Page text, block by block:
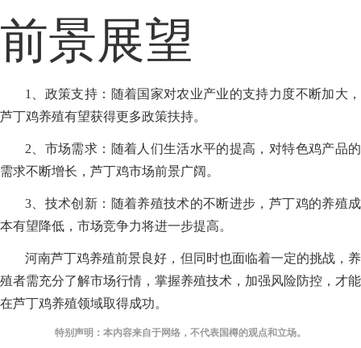
前景展望
1、政策支持：随着国家对农业产业的支持力度不断加大，
芦丁鸡养殖有望获得更多政策扶持。
2、市场需求：随着人们生活水平的提高，对特色鸡产品的
需求不断增长，芦丁鸡市场前景广阔。
3、技术创新：随着养殖技术的不断进步，芦丁鸡的养殖成
本有望降低，市场竞争力将进一步提高。
河南芦丁鸡养殖前景良好，但同时也面临着一定的挑战，养
殖者需充分了解市场行情，掌握养殖技术，加强风险防控，才能
在芦丁鸡养殖领域取得成功。
特别声明：本内容来自于网络，不代表国樽的观点和立场。